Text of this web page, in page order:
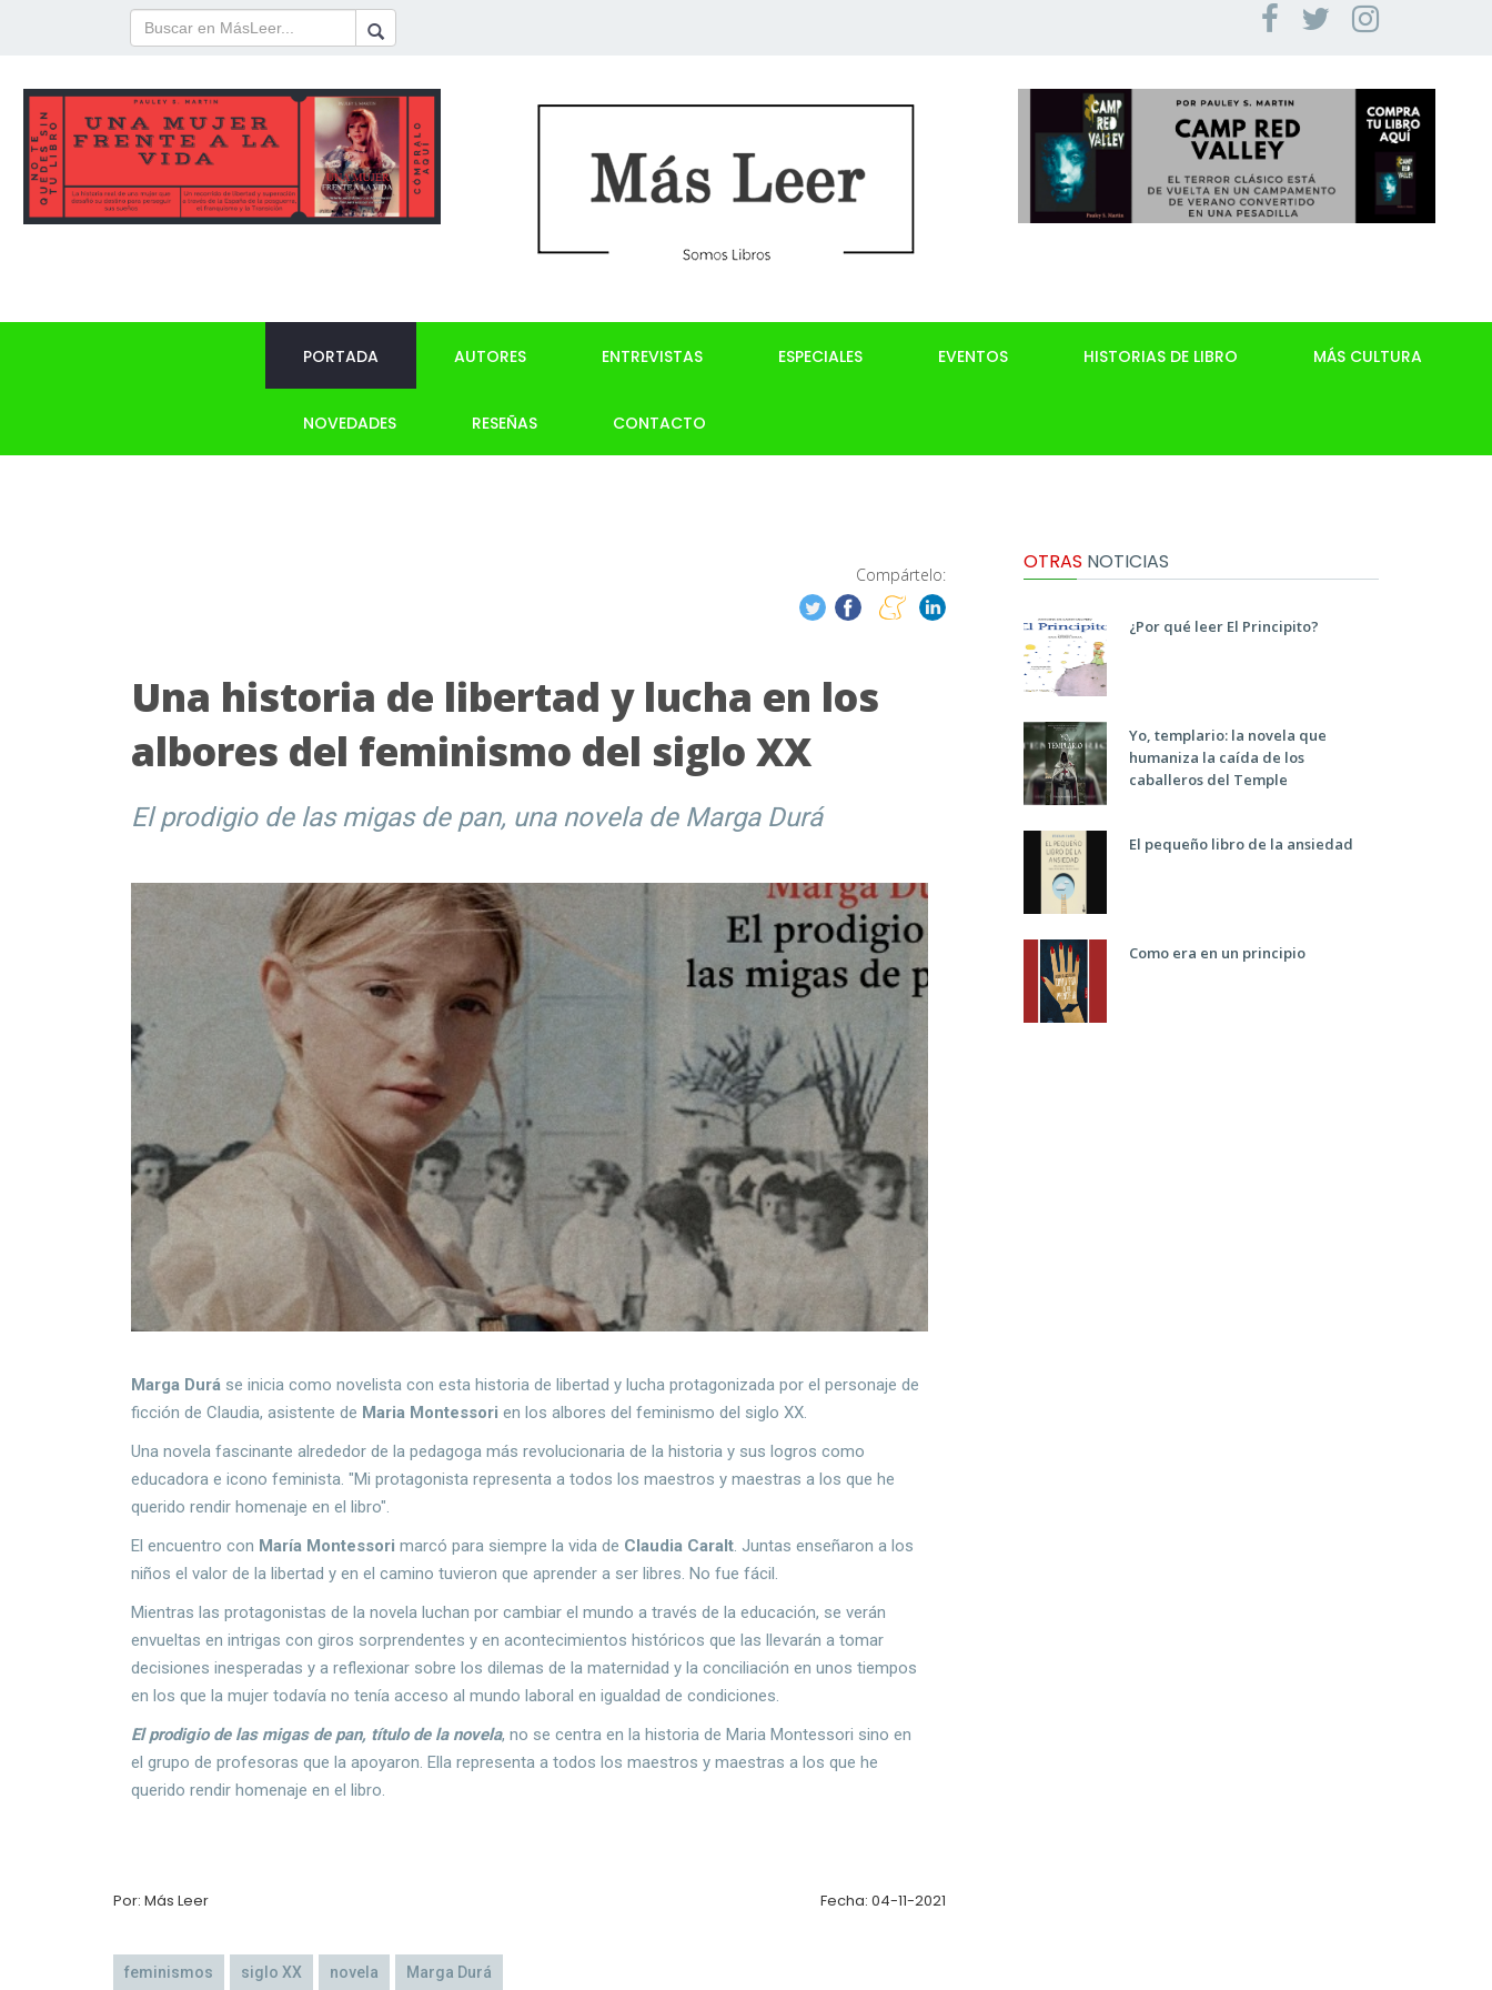
PORTADA AUTORES ENTREVISTAS ESPECIALES EVENTOS HISTORIAS DE LIBRO MÁS CULTURA
NOVEDADES RESEÑAS CONTACTO
Compártelo:
Una historia de libertad y lucha en los
albores del feminismo del siglo XX
El prodigio de las migas de pan, una novela de Marga Durá
Marga Durá se inicia como novelista con esta historia de libertad y lucha protagonizada por el personaje de
ficción de Claudia, asistente de Maria Montessorien los albores del feminismo del siglo XX.
Una novela fascinante alrededor de la pedagoga más revolucionaria de la historia y sus logros como
educadora e icono feminista. "Mi protagonista representa a todos los maestros y maestras a los que he
querido rendir homenaje en el libro".
El encuentro con María Montessori marcó para siempre la vida de Claudia Caralt. Juntas enseñaron a los
niños el valor de la libertad y en el camino tuvieron que aprender a ser libres. No fue fácil.
Mientras las protagonistas de la novela luchan por cambiar el mundo a través de la educación, se verán
envueltas en intrigas con giros sorprendentes y en acontecimientos históricos que las llevarán a tomar
decisiones inesperadas y a reflexionar sobre los dilemas de la maternidad y la conciliación en unos tiempos
en los que la mujer todavía no tenía acceso al mundo laboral en igualdad de condiciones.
El prodigio de las migas de pan, título de la novela, no se centra en la historia de Maria Montessori sino en
el grupo de profesoras que la apoyaron. Ella representa a todos los maestros y maestras a los que he
querido rendir homenaje en el libro.
Por: Más Leer Fecha: 04-11-2021
feminismos siglo XX novela Marga Durá
OTRAS NOTICIAS
¿Por qué leer El Principito?
Yo, templario: la novela que
humaniza la caída de los
caballeros del Temple
El pequeño libro de la ansiedad
Como era en un principio